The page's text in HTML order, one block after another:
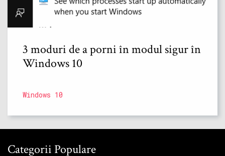
3 moduri de a porni în modul sigur în
Windows 10
Windows 10
Categorii Populare